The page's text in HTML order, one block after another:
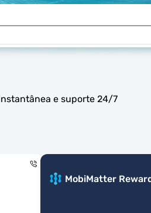
e suporte 24/7
MobiMatter